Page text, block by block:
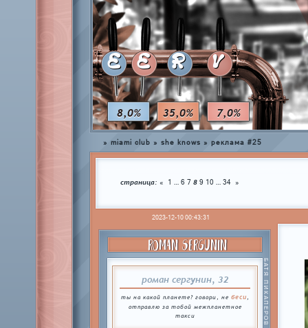
8,0% 35,0% 7,0%
шлакоблокунь заказывали?
everyone's a star
покупаем звезды
time goes by
private emotion
с днем эмоций #4
hot
летняя
E E R V
» miami club » she knows » реклама #25
страница: « 1 … 6 7 8 9 10 … 34 »
2023-12-10 00:43:31
ROMAN SERGUNIN
роман сергунин, 32
ты на какой планете? говори, не беси
отправлю за тобой межпланетное
такси
БАТЯ ПИКАПЕРОВ